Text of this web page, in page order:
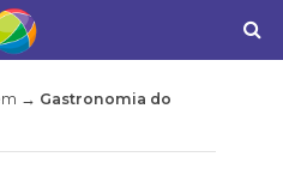
→ Gastronomia do